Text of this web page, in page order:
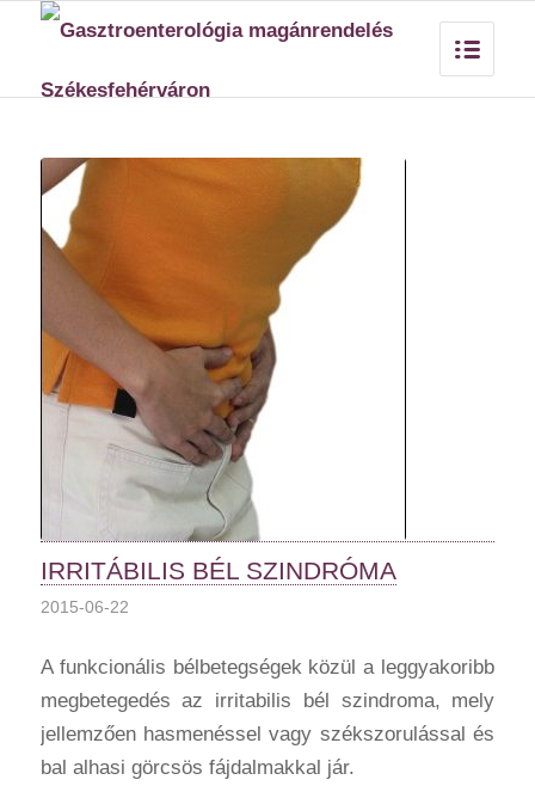
IRRITÁBILIS BÉL SZINDRÓMA
2015-06-22
A funkcionális bélbetegségek közül a leggyakoribb
megbetegedés az irritabilis bél szindroma, mely
jellemzően hasmenéssel vagy székszorulással és
bal alhasi görcsös fájdalmakkal jár.